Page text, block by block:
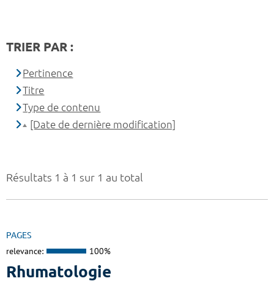
Résultats 1 à 1 sur 1 au total
PAGES
relevance: 100%
Rhumatologie
TRIER PAR :
Pertinence
Titre
Type de contenu
[Date de dernière modification]